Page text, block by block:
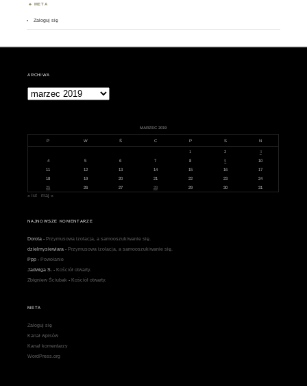
META
Zaloguj się
ARCHIWA
Archiwa
MARZEC 2019
P W Ś C P S N
1 2
3
4
5 6 7 8 9
10
11
12 13 14 15 16
17
18
19 20 21 22 23
24
25
26 27 28 29 30 31
« lut maj »
NAJNOWSZE KOMENTARZE
Dorota -Przymusowa izolacja, a samooszukiwanie się.
dzielmysiewiara -Przymusowa izolacja, a samooszukiwanie się.
Ppp -Powołanie
Jadwiga S. -Kościół otwarty.
Zbigniew Ściubak -Kościół otwarty.
META
Zaloguj się
Kanał wpisów
Kanał komentarzy
WordPress.org